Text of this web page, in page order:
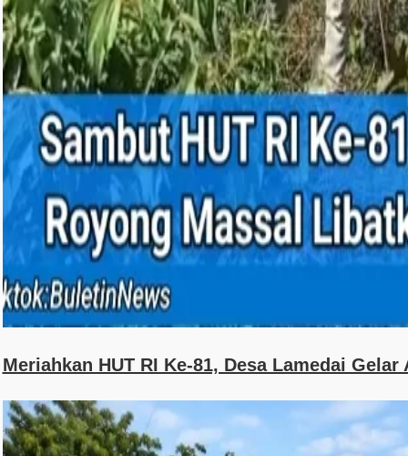
Meriahkan HUT RI Ke-81, Desa Lamedai